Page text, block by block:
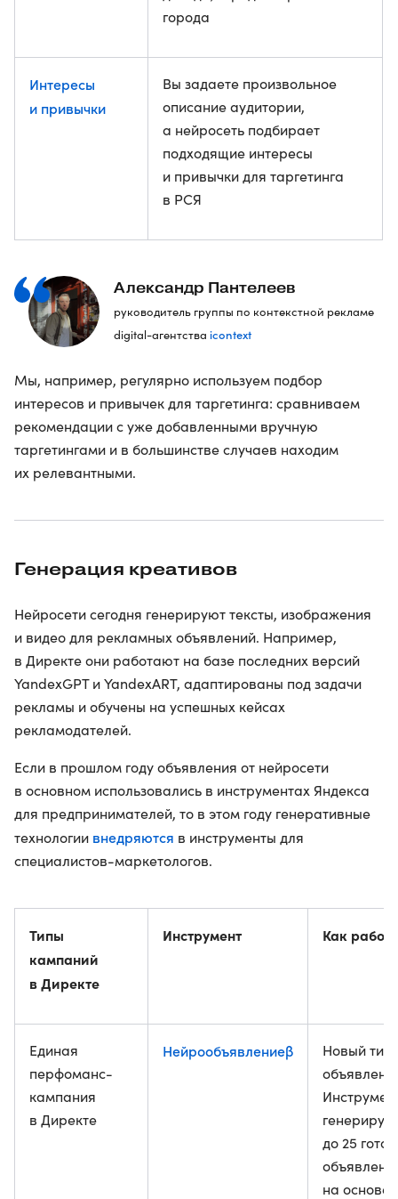
города
Интересы
и привычки
Вы задаете произвольное
описание аудитории,
а нейросеть подбирает
подходящие интересы
и привычки для таргетинга
в РСЯ
Александр Пантелеев
руководитель группы по контекстной рекламе
digital-агентства icontext
Мы, например, регулярно используем подбор
интересов и привычек для таргетинга: сравниваем
рекомендации с уже добавленными вручную
таргетингами и в большинстве случаев находим
их релевантными.
Генерация креативов
Нейросети сегодня генерируют тексты, изображения
и видео для рекламных объявлений. Например,
в Директе они работают на базе последних версий
YandexGPT и YandexART, адаптированы под задачи
рекламы и обучены на успешных кейсах
рекламодателей.
Если в прошлом году объявления от нейросети
в основном использовались в инструментах Яндекса
для предпринимателей, то в этом году генеративные
технологии внедряются в инструменты для
специалистов-маркетологов.
Типы
кампаний
в Директе
Инструмент Как
Единая
перфоманс-
кампания
в Директе
Нейрообъявлениеβ
Новый тип
генерирует
до 25
на основе